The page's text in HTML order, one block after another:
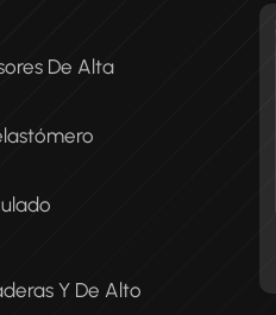
De Alta
Y De Alto